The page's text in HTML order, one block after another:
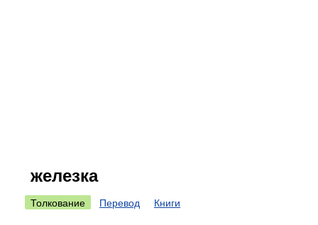
железка
Толкование Перевод Книги